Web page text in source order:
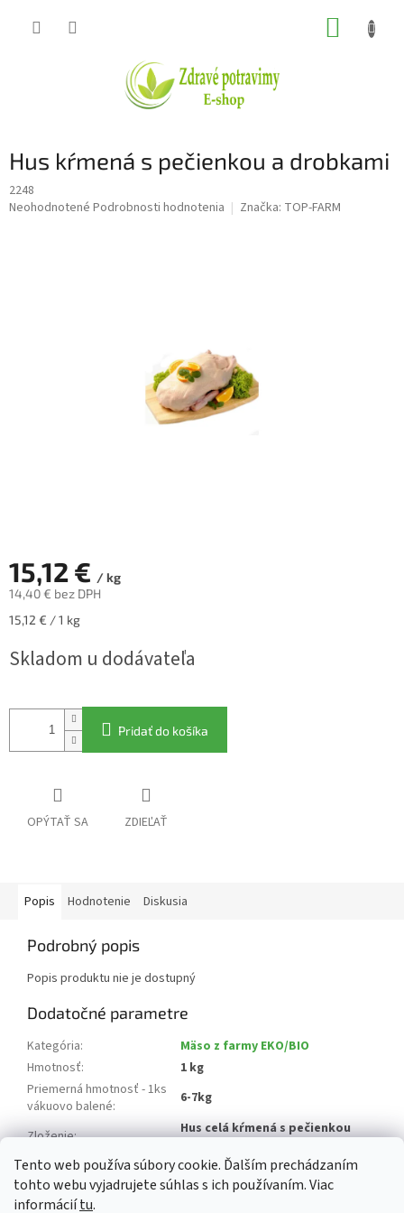
Tento web používa súbory cookie. Ďalším prechádzaním
tohto webu vyjadrujete súhlas s ich používaním. Viac
informáciítu.
Hus kŕmená s pečienkou a drobkami
2248
Priemerné
Neohodnotené Podrobnosti hodnotenia Značka: TOP-FARM
15,12 € / kg
14,40 € bez DPH
Jednotková
15,12 € / 1 kg
Skladom u dodávateľa
Pridať do košíka
OPÝTAŤ SA ZDIEĽAŤ
Popis Hodnotenie Diskusia
Podrobný popis
Popis produktu nie je dostupný
Dodatočné parametre
Kategória:
Mäso z farmy EKO/BIO
Hmotnosť:
1 kg
Priemerná hmotnosť - 1ks
vákuovo balené: 6-7kg
Zloženie:
Hus celá kŕmená s pečienkou
Krajina pôvodu: Slovensko